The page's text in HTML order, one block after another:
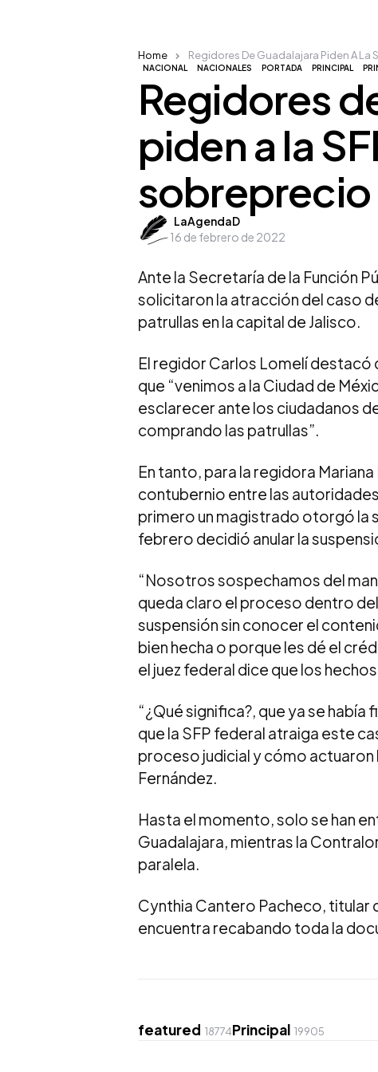
NACIONAL NACIONALES PORTADA PRINCIPAL
Regidores
piden a la
sobreprecio
Posted
by
LaAgendaD
16 de febrero de 2022
Home Regidores De Guadalajara Piden A La
Ante la Secretaría de la Función
solicitaron la atracción del caso
patrullas en la capital de Jalisco.
El regidor Carlos Lomelí destacó
que “venimos a la Ciudad de
esclarecer ante los ciudadanos
comprando las patrullas”.
En tanto, para la regidora
contubernio entre las
primero un magistrado otorgó la
febrero decidió anular la
“Nosotros sospechamos del
queda claro el proceso dentro
suspensión sin conocer el
bien hecha o porque les dé el
el juez federal dice que los
“¿Qué significa?, que ya se
que la SFP federal atraiga este
proceso judicial y cómo actuaron
Fernández.
Hasta el momento, solo se han
Guadalajara, mientras la
paralela.
Cynthia Cantero Pacheco, titular
encuentra recabando toda la
featured 18774Principal 19905